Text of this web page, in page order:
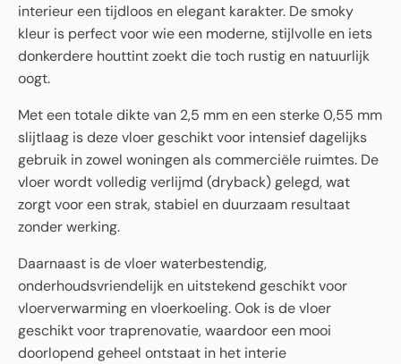
interieur een tijdloos en elegant karakter. De smoky
kleur is perfect voor wie een moderne, stijlvolle en iets
donkerdere houttint zoekt die toch rustig en natuurlijk
oogt.
Met een totale dikte van 2,5 mm en een sterke 0,55 mm
slijtlaag is deze vloer geschikt voor intensief dagelijks
gebruik in zowel woningen als commerciële ruimtes. De
vloer wordt volledig verlijmd (dryback) gelegd, wat
zorgt voor een strak, stabiel en duurzaam resultaat
zonder werking.
Daarnaast is de vloer waterbestendig,
onderhoudsvriendelijk en uitstekend geschikt voor
vloerverwarming en vloerkoeling. Ook is de vloer
geschikt voor traprenovatie, waardoor een mooi
doorlopend geheel ontstaat in het interie